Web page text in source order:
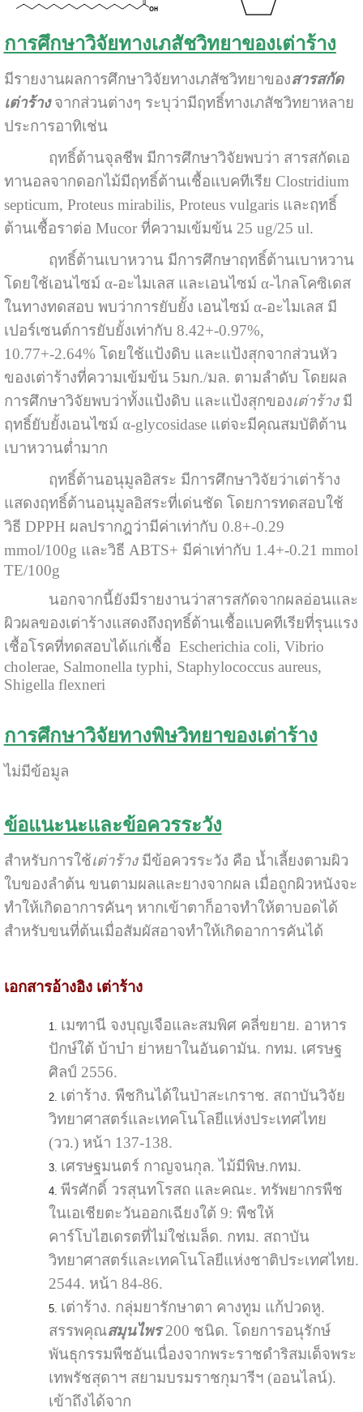
การศึกษาวิจัยทางเภสัชวิทยาของเต่าร้าง
มีรายงานผลการศึกษาวิจัยทางเภสัชวิทยาของสารสกัด
เต่าร้าง จากส่วนต่างๆ ระบุว่ามีฤทธิ์ทางเภสัชวิทยาหลาย
ประการอาทิเช่น
ฤทธิ์ต้านจุลชีพ มีการศึกษาวิจัยพบว่า สารสกัดเอ
ทานอลจากดอกไม้มีฤทธิ์ต้านเชื้อแบคทีเรีย Clostridium
septicum, Proteus mirabilis, Proteus vulgaris และฤทธิ์
ต้านเชื้อราต่อ Mucor ที่ความเข้มข้น 25 ug/25 ul.
ฤทธิ์ต้านเบาหวาน มีการศึกษาฤทธิ์ต้านเบาหวาน
โดยใช้เอนไซม์ α-อะไมเลส และเอนไซม์ α-ไกลโคซิเดส
ในทางทดสอบ พบว่าการยับยั้ง เอนไซม์ α-อะไมเลส มี
เปอร์เซนต์การยับยั้งเท่ากับ 8.42+-0.97%,
10.77+-2.64% โดยใช้แป้งดิบ และแป้งสุกจากส่วนหัว
ของเต่าร้างที่ความเข้มข้น 5มก./มล. ตามลำดับ โดยผล
การศึกษาวิจัยพบว่าทั้งแป้งดิบ และแป้งสุกของเต่าร้างมี
ฤทธิ์ยับยั้งเอนไซม์ α-glycosidase แต่จะมีคุณสมบัติต้าน
เบาหวานต่ำมาก
ฤทธิ์ต้านอนุมูลอิสระ มีการศึกษาวิจัยว่าเต่าร้าง
แสดงฤทธิ์ต้านอนุมูลอิสระที่เด่นชัด โดยการทดสอบใช้
วิธี DPPH ผลปรากฎว่ามีค่าเท่ากับ 0.8+-0.29
mmol/100g และวิธี ABTS+ มีค่าเท่ากับ 1.4+-0.21 mmol
TE/100g
นอกจากนี้ยังมีรายงานว่าสารสกัดจากผลอ่อนและ
ผิวผลของเต่าร้างแสดงถึงฤทธิ์ต้านเชื้อแบคทีเรียที่รุนแรง
เชื้อโรคที่ทดสอบได้แก่เชื้อ Escherichia coli, Vibrio
cholerae, Salmonella typhi, Staphylococcus aureus,
Shigella flexneri
การศึกษาวิจัยทางพิษวิทยาของเต่าร้าง
ไม่มีข้อมูล
ข้อแนะนะและข้อควรระวัง
สำหรับการใช้เต่าร้างมีข้อควรระวัง คือ น้ำเลี้ยงตามผิว
ใบของลำต้น ขนตามผลและยางจากผล เมื่อถูกผิวหนังจะ
ทำให้เกิดอาการคันๆ หากเข้าตาก็อาจทำให้ตาบอดได้
สำหรับขนที่ต้นเมื่อสัมผัสอาจทำให้เกิดอาการคันได้
เอกสารอ้างอิง เต่าร้าง
เมฑานี จงบุญเจือและสมพิศ คลี่ขยาย. อาหาร
ปักษ์ใต้ บ้าบ๋า ย่าหยาในอันดามัน. กทม. เศรษฐ
ศิลป์ 2556.
เต่าร้าง. พืชกินได้ในป่าสะเกราช. สถาบันวิจัย
วิทยาศาสตร์และเทคโนโลยีแห่งประเทศไทย
(วว.) หน้า 137-138.
เศรษฐมนตร์ กาญจนกุล. ไม้มีพิษ.กทม.
พีรศักดิ์ วรสุนทโรสถ และคณะ. ทรัพยากรพืช
ในเอเชียตะวันออกเฉียงใต้ 9: พืชให้
คาร์โบไฮเดรตที่ไม่ใช่เมล็ด. กทม. สถาบัน
วิทยาศาสตร์และเทคโนโลยีแห่งชาติประเทศไทย.
2544. หน้า 84-86.
เต่าร้าง. กลุ่มยารักษาตา คางทูม แก้ปวดหู.
สรรพคุณสมุนไพร200 ชนิด. โดยการอนุรักษ์
พันธุกรรมพืชอันเนื่องจากพระราชดำริสมเด็จพระ
เทพรัชสุดาฯ สยามบรมราชกุมารีฯ (ออนไลน์).
เข้าถึงได้จาก